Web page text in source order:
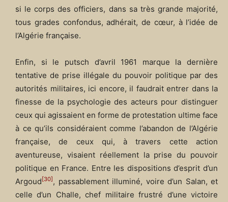
si le corps des officiers, dans sa très grande majorité,
tous grades confondus, adhérait, de cœur, à l’idée de
l’Algérie française.
Enfin, si le putsch d’avril 1961 marque la dernière
tentative de prise illégale du pouvoir politique par des
autorités militaires, ici encore, il faudrait entrer dans la
finesse de la psychologie des acteurs pour distinguer
ceux qui agissaient en forme de protestation ultime face
à ce qu’ils considéraient comme l’abandon de l’Algérie
française, de ceux qui, à travers cette action
aventureuse, visaient réellement la prise du pouvoir
politique en France. Entre les dispositions d’esprit d’un
Argoud [30] , passablement illuminé, voire d’un Salan, et
celle d’un Challe, chef militaire frustré d’une victoire